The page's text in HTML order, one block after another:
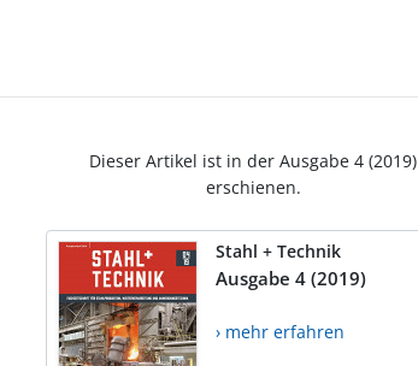
Dieser Artikel ist in der Ausgabe 4 (2019)
erschienen.
Stahl + Technik
Ausgabe 4 (2019)
› mehr erfahren